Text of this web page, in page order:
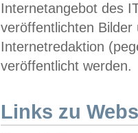
Internetangebot des
veröffentlichten
Internetredaktion
veröffentlicht werden.
Links zu